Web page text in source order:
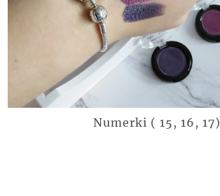
Numerki ( 15, 16, 17)